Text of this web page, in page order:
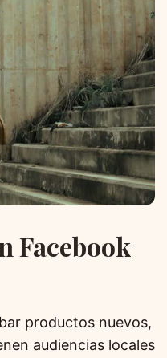
Facebook
productos nuevos,
audiencias locales